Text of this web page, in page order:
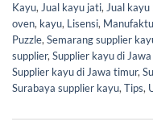
Kayu,Jual kayu jati,Jual kayu
oven, kayu, Lisensi,
Puzzle,Semarang supplier
supplier,Supplier kayu di
Supplier kayu di Jawa timur,
Surabaya supplier kayu,Tips,